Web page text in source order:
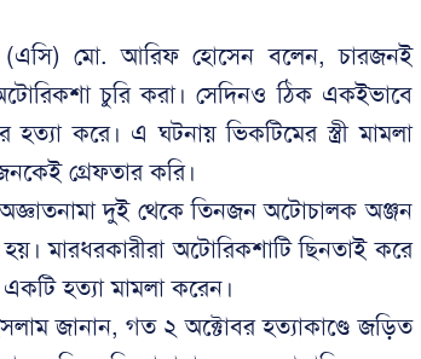
(এসি) মো. আরিফ হোসেন বলেন, চারজনই
চুরি করা। সেদিনও ঠিক একইভাবে
করে। এ ঘটনায় ভিকটিমের স্ত্রী মামলা
গ্রেফতার করি।
দুই থেকে তিনজন অটোচালক অঞ্জন
মারধরকারীরা অটোরিকশাটি ছিনতাই করে
একটি হত্যা মামলা করেন।
জানান, গত ২ অক্টোবর হত্যাকাণ্ডে জড়িত